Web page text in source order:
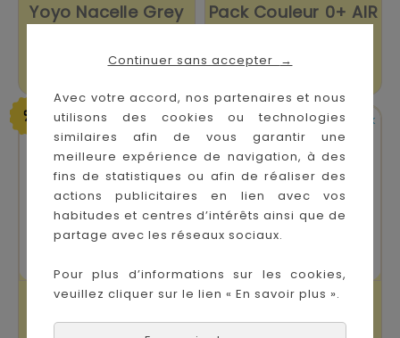
Continuer sans accepter →
Avec votre accord, nos partenaires et nous
utilisons des cookies ou technologies
similaires afin de vous garantir une
meilleure expérience de navigation, à des
fins de statistiques ou afin de réaliser des
actions publicitaires en lien avec vos
habitudes et centres d’intérêts ainsi que de
partage avec les réseaux sociaux.
Pour plus d’informations sur les cookies,
veuillez cliquer sur le lien « En savoir plus ».
Yoyo Nacelle Grey
de
base
Pack Couleur 0+ AIR
Prix
de
base
En stock
Yoyo Nacelle Navy
Blue
En stock
Pack Couleur Grey
New 0 + YOYO